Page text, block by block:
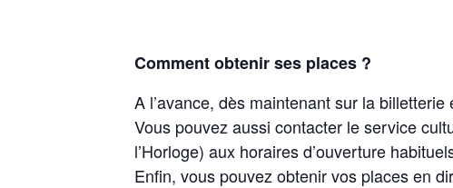
Comment obtenir ses places ?
A l’avance, dès maintenant sur la billetterie
Vous pouvez aussi contacter le service
l’Horloge) aux horaires d’ouverture
Enfin, vous pouvez obtenir vos places en